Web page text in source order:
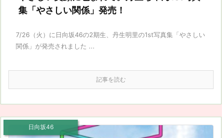
集「やさしい関係」発売！
7/26（火）に日向坂46の2期生、丹生明里の1st写真集「やさしい
関係」が発売されました ...
記事を読む
日向坂46